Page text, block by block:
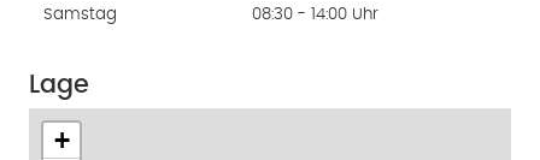
Samstag 08:30 - 14:00 Uhr
Lage
+